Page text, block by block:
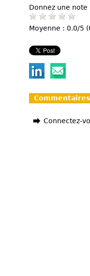
Donnez une note
Moyenne : 0.0/5
Commentaires
Connectez-